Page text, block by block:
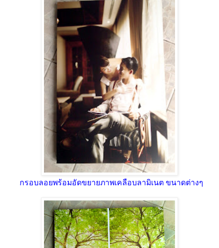
กรอบลอยพร้อมอัดขยายภาพเคลือบลามิเนต ขนาดต่างๆ